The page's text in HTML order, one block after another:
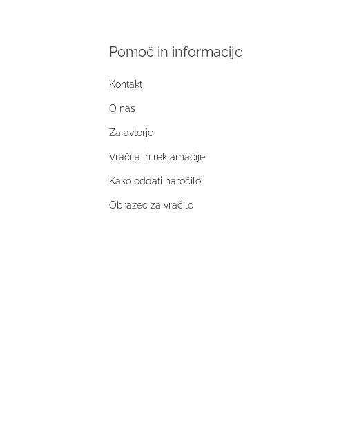
Pomoč in informacije
Kontakt
O nas
Za avtorje
Vračila in reklamacije
Kako oddati naročilo
Obrazec za vračilo